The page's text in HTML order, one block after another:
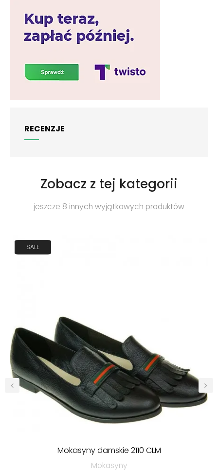
RECENZJE
Zobacz z tej kategorii
jeszcze 8 innych wyjątkowych produktów
SALE
Mokasyny damskie 2110 CLM
Mokasyny
›